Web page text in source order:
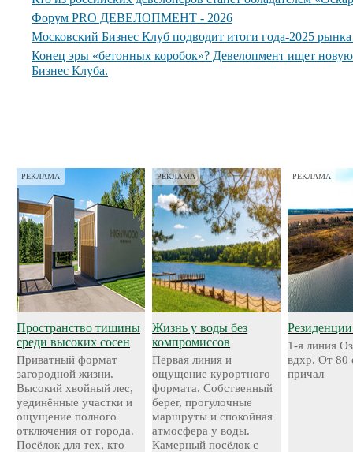
Форум PRO ДЕВЕЛОПМЕНТ - 2026
Московский Бизнес Клуб подводит итоги года-2025
Конец эры «бетонных коробок»? Девелопмент ищет
Бизнес Клуба.
РЕКЛАМА
Пространство тишины
среди высоких сосен
Приватный формат
загородной жизни.
Высокий хвойный лес,
уединённые участки и
ощущение полного
отключения от города.
Посёлок для тех, кто
РЕКЛАМА
Жизнь у воды без
компромиссов
Первая линия и
ощущение курортного
формата. Собственный
берег, прогулочные
маршруты и спокойная
атмосфера у воды.
Камерный посёлок с
РЕКЛАМА
1-я линия
вдхр. От 80
причал